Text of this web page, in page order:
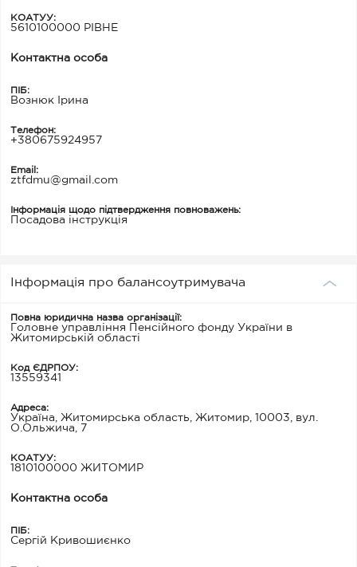
КОАТУУ:
5610100000 РІВНЕ
Контактна особа
ПІБ:
Вознюк Ірина
Телефон:
+380675924957
Email:
ztfdmu@gmail.com
Інформація щодо підтвердження повноважень:
Посадова інструкція
Інформація про балансоутримувача
Повна юридична назва організації:
Головне управління Пенсійного фонду України в
Житомирській області
Код ЄДРПОУ:
13559341
Адреса:
Україна, Житомирська область, Житомир, 10003, вул.
О.Ольжича, 7
КОАТУУ:
1810100000 ЖИТОМИР
Контактна особа
ПІБ:
Сергій Кривошиєнко